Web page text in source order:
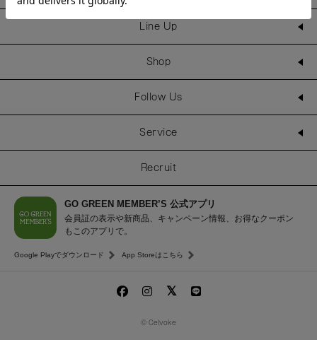
Line Up
Shop
Follow Us
Service
Recruit
GO GREEN MEMBER’S 公式アプリ
会員証の表示や新商品、キャンペーン情報、お得なクーポン
もこのアプリで。
Google Playでダウンロード App Storeはこちら
© Celvoke